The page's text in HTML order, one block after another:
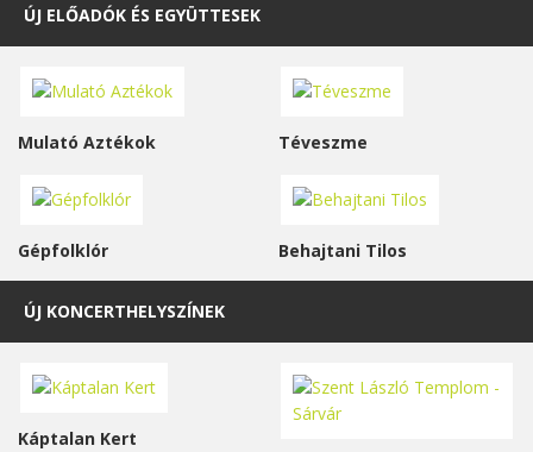
ÚJ ELŐADÓK ÉS EGYÜTTESEK
Mulató Aztékok Téveszme
Gépfolklór Behajtani Tilos
ÚJ KONCERTHELYSZÍNEK
Káptalan Kert